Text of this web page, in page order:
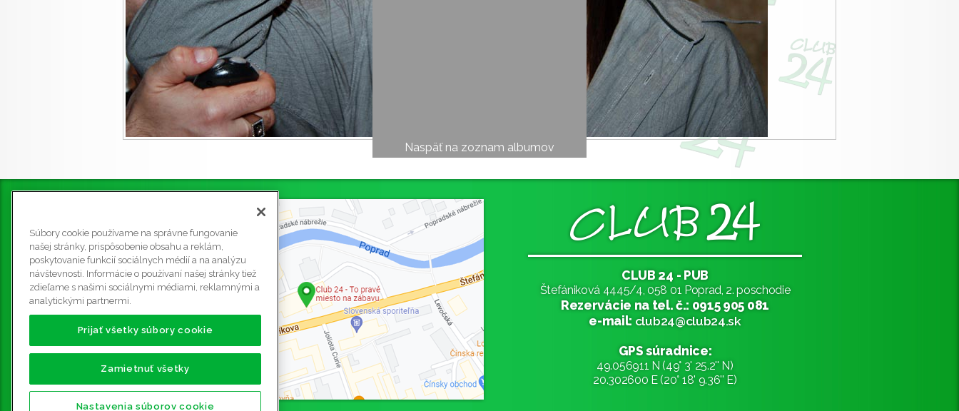
Naspäť na zoznam albumov
CLUB 24 - PUB
Štefániková 4445/4, 058 01 Poprad, 2. poschodie
Rezervácie na tel. č.: 0915 905 081
e-mail: club24@club24.sk
GPS súradnice:
49.056911 N (49° 3' 25.2'' N)
20.302600 E (20° 18' 9.36'' E)
Súbory cookie používame na správne fungovanie
našej stránky, prispôsobenie obsahu a reklám,
poskytovanie funkcií sociálnych médií a na analýzu
návštevnosti. Informácie o používaní našej stránky tiež
zdieľame s našimi sociálnymi médiami, reklamnými a
analytickými partnermi.
Prijať všetky súbory cookie
Zamietnuť všetky
Nastavenia súborov cookie